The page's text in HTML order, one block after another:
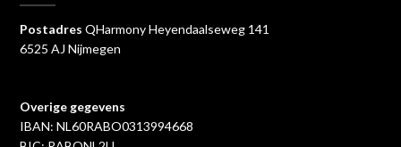
Postadres QHarmony Heyendaalseweg 141
6525 AJ Nijmegen
Overige gegevens
IBAN: NL60RABO0313994668